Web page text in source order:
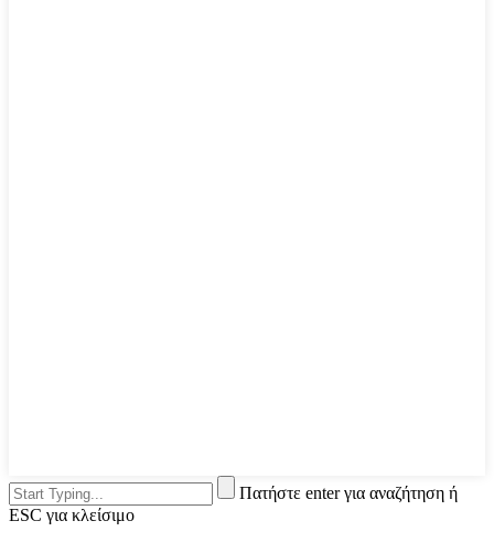
Πατήστε enter για αναζήτηση ή
ESC για κλείσιμο